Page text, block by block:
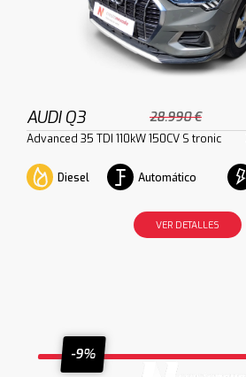
AUDI Q3 28.990 €
Advanced 35 TDI 110kW 150CV S tronic
Diesel Automático
VER DETALLES
-9%